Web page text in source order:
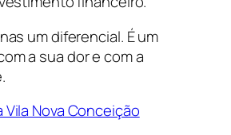
um diferencial. É um
a sua dor e com a
Nova Conceição